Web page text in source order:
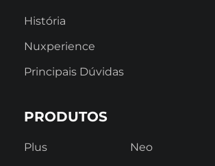
História
Nuxperience
Principais Dúvidas
PRODUTOS
Plus
Neo